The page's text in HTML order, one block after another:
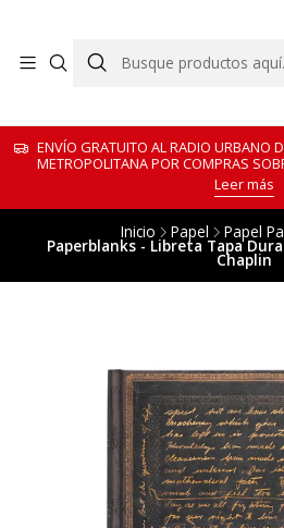
ENVÍO GRATUITO AL RADIO URBANO
METROPOLITANA POR COMPRAS
Leer más
Inicio Papel Papel
Paperblanks - Libreta Tapa
Chaplin